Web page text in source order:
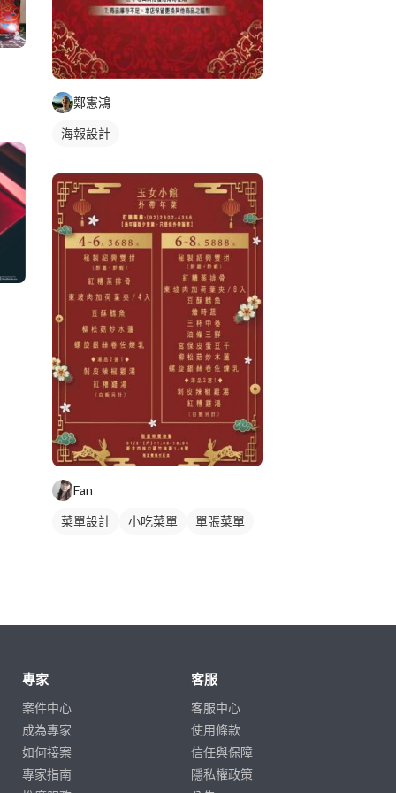
鄭憲鴻
海報設計
Fan
菜單設計 小吃菜單 單張菜單
專家
案件中心
成為專家
如何接案
專家指南
客服
客服中心
使用條款
信任與保障
隱私權政策